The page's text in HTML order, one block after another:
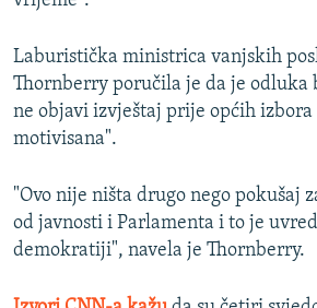
Laburistička ministrica vanjskih
Thornberry poručila je da je odluka
ne objavi izvještaj prije općih
motivisana".
"Ovo nije ništa drugo nego pokušaj
od javnosti i Parlamenta i to je
demokratiji", navela je Thornberry.